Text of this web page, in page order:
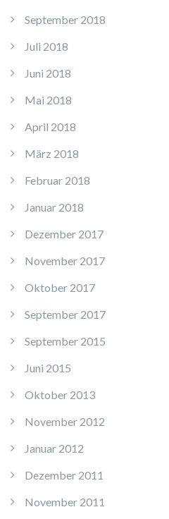
September 2018
Juli 2018
Juni 2018
Mai 2018
April 2018
März 2018
Februar 2018
Januar 2018
Dezember 2017
November 2017
Oktober 2017
September 2017
September 2015
Juni 2015
Oktober 2013
November 2012
Januar 2012
Dezember 2011
November 2011